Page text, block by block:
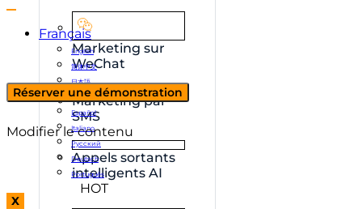
Marketing sur
WeChat
Marketing par
SMS
Appels sortants
intelligents AI
HOT
Français
English
简体中文
日本語
한국어
Español
Italiano
Русский
Deutsch
Português
X
Réserver une démonstration
Modifier le contenu